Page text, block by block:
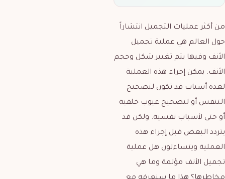
من أكثر عمليات التجميل انتشاراً
حول العالم هي عملية تجميل
الأنف وفيها يتم تغيير شكل وحجم
الأنف. يمكن إجراء هذه العملية
لعدة أسباب قد تكون لتصحيح
التنفس أو لتصحيح عيوب خلقية
أو حتى لأسباب نفسية. ولكن قد
يتردد البعض قبل إجراء هذه
العملية ويتساءلون هل عملية
تجميل الأنف مؤلمة وما هي